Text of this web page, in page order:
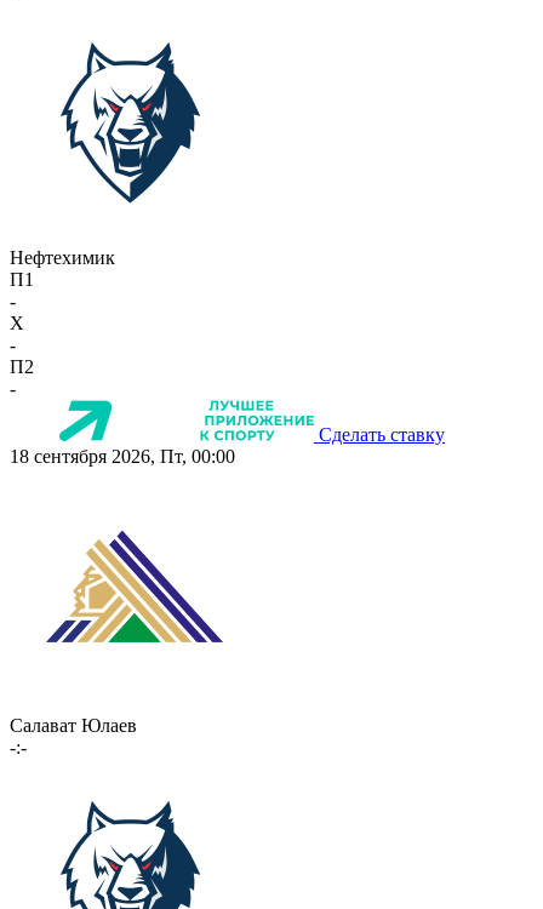
Нефтехимик
П1
-
X
-
П2
-
Сделать ставку
18 сентября 2026, Пт, 00:00
Салават Юлаев
-:-